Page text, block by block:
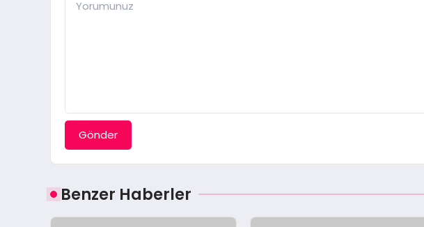
Gönder
Benzer Haberler